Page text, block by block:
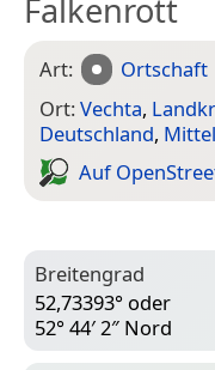
Falkenrott
Art:
Ortschaft
Ort:Vechta,
Deutschland,
Auf
Breitengrad
52,73393° oder
52° 44′ 2″ Nord